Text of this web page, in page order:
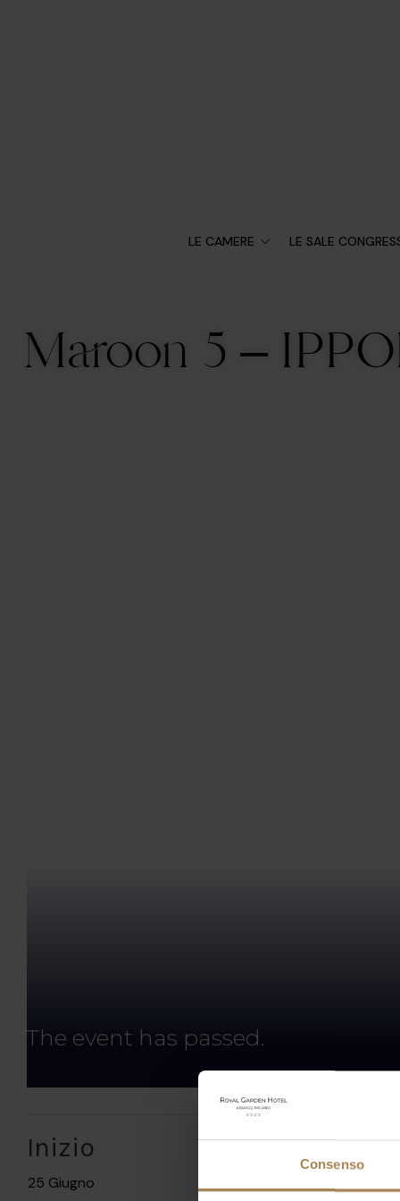
Consenso
LE CAMERE LE SALE
Maroon 5 –
The event has passed.
Inizio
25 Giugno